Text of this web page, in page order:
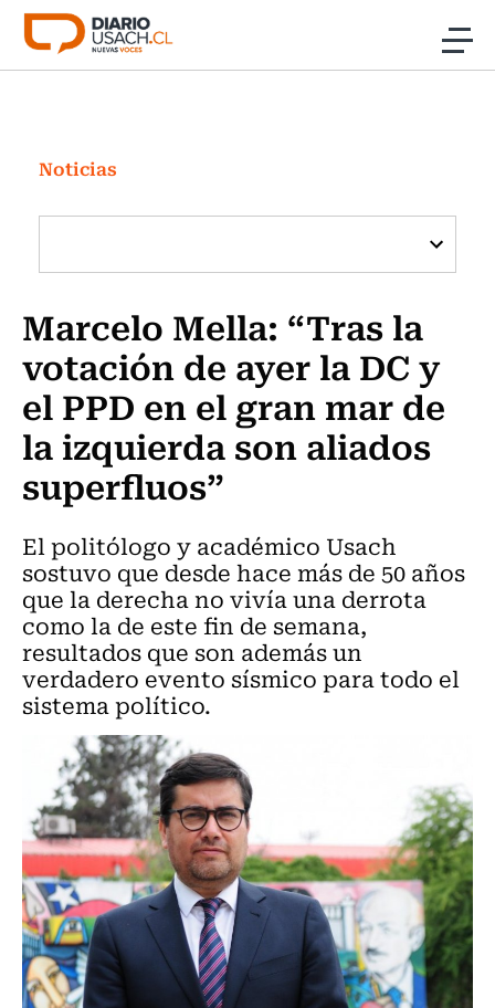
Click acá para ir directamente al contenido
Investigación
Cultura
Programas Radio y TV Usach
Noticias
Marcelo Mella: “Tras la
votación de ayer la DC y
el PPD en el gran mar de
la izquierda son aliados
superfluos”
El politólogo y académico Usach
sostuvo que desde hace más de 50 años
que la derecha no vivía una derrota
como la de este fin de semana,
resultados que son además un
verdadero evento sísmico para todo el
sistema político.